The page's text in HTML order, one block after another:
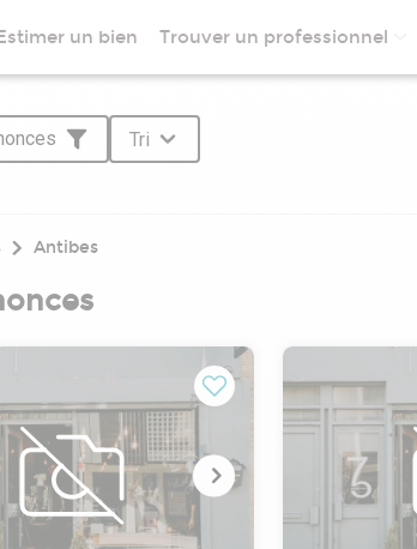
un bien Trouver un professionnel
Tri
Antibes